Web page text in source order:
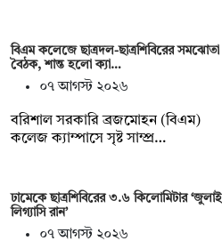
বিএম কলেজে ছাত্রদল-ছাত্রশিবিরের সমঝোতা
বৈঠক, শান্ত হলো ক্যা…
০৭ আগস্ট ২০২৬
বরিশাল সরকারি ব্রজমোহন (বিএম)
কলেজ ক্যাম্পাসে সৃষ্ট সাম্প্র…
ঢামেকে ছাত্রশিবিরের ৩.৬ কিলোমিটার ‘জুলাই
লিগ্যাসি রান’
০৭ আগস্ট ২০২৬